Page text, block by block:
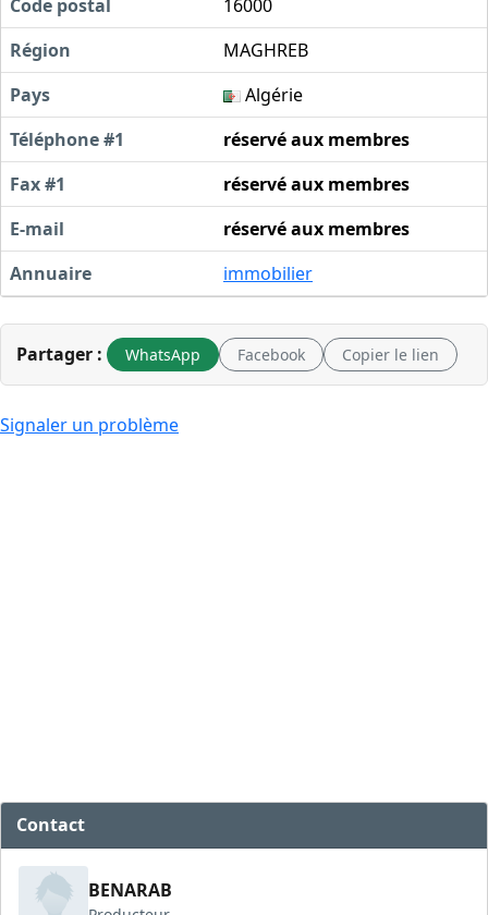
Code postal
16000
Région
MAGHREB
Pays
Algérie
Téléphone #1
réservé aux membres
Fax #1
réservé aux membres
E-mail
réservé aux membres
Annuaire
immobilier
Partager : WhatsApp Facebook Copier le lien
Signaler un problème
Contact
BENARAB